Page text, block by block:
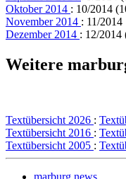
Oktober 2014 : 10/2014
November 2014 : 11/2014
Dezember 2014 : 12/2014
Weitere
Textübersicht 2026 :
Textübersicht 2016 :
Textübersicht 2005 :
marburg.news